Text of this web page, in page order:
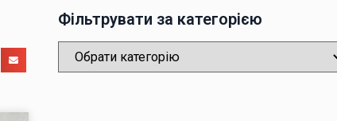
Фільтрувати за категорією